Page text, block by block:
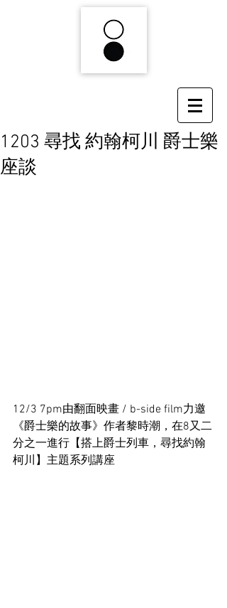
1203 尋找 約翰柯川 爵士樂
座談
12/3 7pm由翻面映畫 / b-side film力邀
《爵士樂的故事》作者黎時潮，在8又二
分之一進行【搭上爵士列車，尋找約翰
柯川】主題系列講座